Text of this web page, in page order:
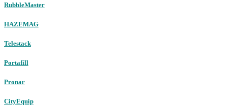
RubbleMaster
HAZEMAG
Telestack
Portafill
Pronar
CityEquip